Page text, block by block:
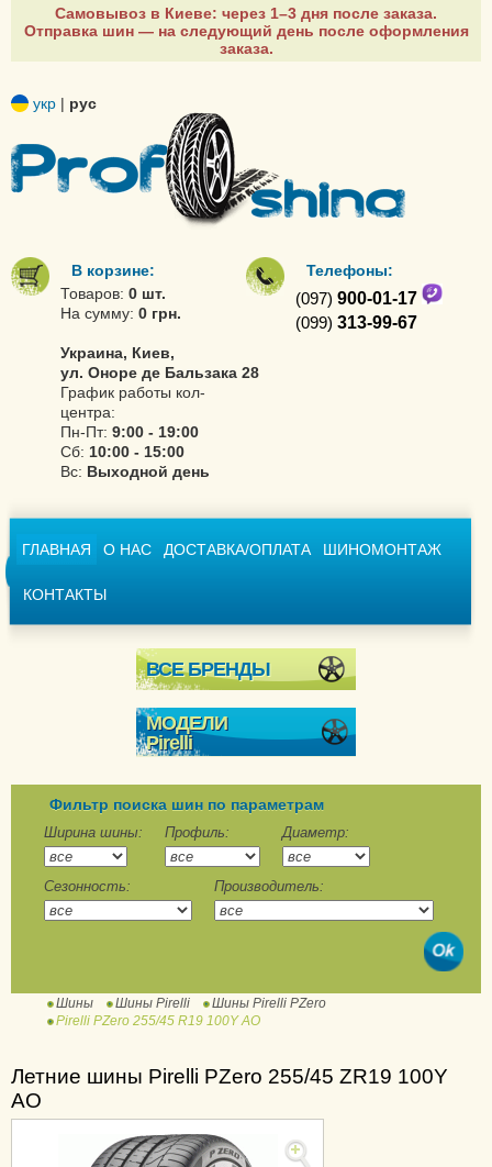
Самовывоз в Киеве: через 1–3 дня после заказа.
Отправка шин — на следующий день после оформления
заказа.
укр | рус
В корзине:
Товаров: 0 шт.
На сумму: 0 грн.
Украина, Киев,
ул. Оноре де Бальзака 28
График работы кол-
центра:
Пн-Пт: 9:00 - 19:00
Сб: 10:00 - 15:00
Вс: Выходной день
Телефоны:
(097) 900-01-17
(099) 313-99-67
ГЛАВНАЯ О НАС ДОСТАВКА/ОПЛАТА ШИНОМОНТАЖ
КОНТАКТЫ
ВСЕ БРЕНДЫ
МОДЕЛИ
Pirelli
Cinturato Winter 2
Ice Zero
Ice Zero 2
Ice Zero Asimmetrico
Ice Zero FR
Powergy Winter
Scorpion Ice Zero 2
Winter Carving Edge
Фильтр поиска шин по параметрам
Ширина шины: Профиль: Диаметр:
Сезонность: Производитель:
Шины Шины Pirelli
Шины Pirelli PZero
Pirelli PZero 255/45 R19 100Y AO
Летние шины Pirelli PZero 255/45 ZR19 100Y
AO